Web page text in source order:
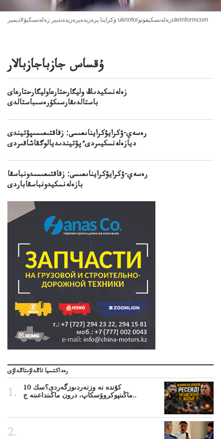
ۋكراينا پرەزيدەپرەزيدەنتىير زەلەنسكيۆلاديمير ukrinforزەلەنسكيفوتوukrinformcom
ۇقساس جازباجازبالار
زەلەنسكيدىڭ وليگارحتارعاوليگارحتارعاى
باستالدىقارسىكۇرەسىباستالدى
رەسەي-ۋكرايۋكرايناىعىسى: زقاقتىعىسىپۋتيندى
ديازەلەنسكيىردىءپۋتيندىديالوگقاشاقىردى
رەسەي-ۋكرايۋكرايناىعىسى: زقاقتىعىسىدونباسقا
بازەلەنسكيدونباسقاباردى
رەداكتسيا تاڭداۋىتاڭداۋى
10 كۇندە نە وزنەردىوزگەردى؟سك
ماڭىنپوكروۆسكاپ، درون ماڭىنداعىنە ج..